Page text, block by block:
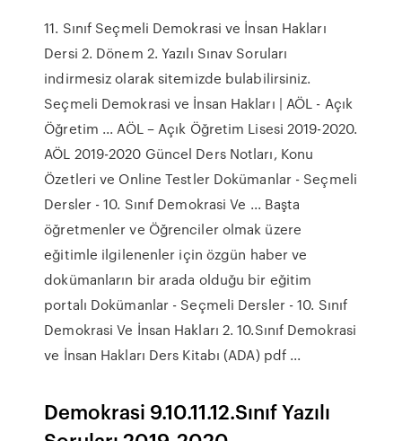
11. Sınıf Seçmeli Demokrasi ve İnsan Hakları
Dersi 2. Dönem 2. Yazılı Sınav Soruları
indirmesiz olarak sitemizde bulabilirsiniz.
Seçmeli Demokrasi ve İnsan Hakları | AÖL - Açık
Öğretim ... AÖL – Açık Öğretim Lisesi 2019-2020.
AÖL 2019-2020 Güncel Ders Notları, Konu
Özetleri ve Online Testler Dokümanlar - Seçmeli
Dersler - 10. Sınıf Demokrasi Ve ... Başta
öğretmenler ve Öğrenciler olmak üzere
eğitimle ilgilenenler için özgün haber ve
dokümanların bir arada olduğu bir eğitim
portalı Dokümanlar - Seçmeli Dersler - 10. Sınıf
Demokrasi Ve İnsan Hakları 2. 10.Sınıf Demokrasi
ve İnsan Hakları Ders Kitabı (ADA) pdf ...
Demokrasi 9.10.11.12.Sınıf Yazılı